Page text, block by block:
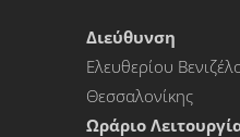
Διεύθυνση
Ελευθερίου
Θεσσαλονίκης
Ωράριο